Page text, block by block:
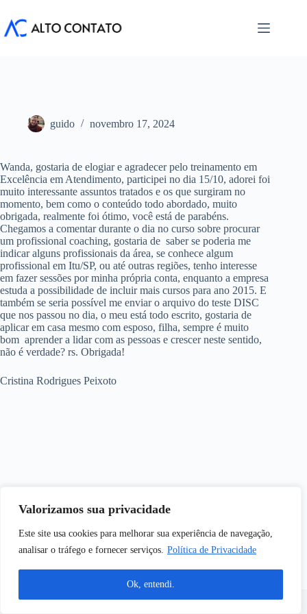
Valorizamos sua privacidade
Este site usa cookies para melhorar sua experiência de navegação,
analisar o tráfego e fornecer serviços. Política de Privacidade
Ok, entendi.
para
guido novembro 17, 2024
Wanda, gostaria de elogiar e agradecer pelo treinamento em
Excelência em Atendimento, participei no dia 15/10, adorei foi
muito interessante assuntos tratados e os que surgiram no
momento, bem como o conteúdo todo abordado, muito
obrigada, realmente foi ótimo, você está de parabéns.
Chegamos a comentar durante o dia no curso sobre procurar
um profissional coaching, gostaria de saber se poderia me
indicar alguns profissionais da área, se conhece algum
profissional em Itu/SP, ou até outras regiões, tenho interesse
em fazer sessões por minha própria conta, enquanto a empresa
estuda a possibilidade de incluir mais cursos para ano 2015. E
também se seria possível me enviar o arquivo do teste DISC
que nos passou no dia, o meu está todo escrito, gostaria de
aplicar em casa mesmo com esposo, filha, sempre é muito
bom aprender a lidar com as pessoas e crescer neste sentido,
não é verdade? rs. Obrigada!
Cristina Rodrigues Peixoto